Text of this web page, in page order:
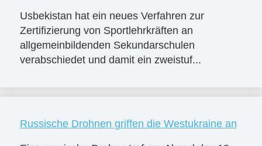
Usbekistan hat ein neues Verfahren zur
Zertifizierung von Sportlehrkräften an
allgemeinbildenden Sekundarschulen
verabschiedet und damit ein zweistuf...
Russische Drohnen griffen die Westukraine an